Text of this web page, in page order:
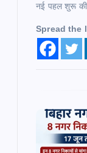
नई पहल शुरू की
Spread the